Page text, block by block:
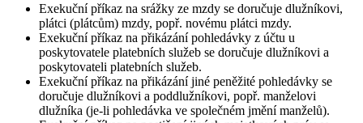
Exekuční příkaz na srážky ze mzdy se doručuje dlužníkovi,
plátci (plátcům) mzdy, popř. novému plátci mzdy.
Exekuční příkaz na přikázání pohledávky z účtu u
poskytovatele platebních služeb se doručuje dlužníkovi a
poskytovateli platebních služeb.
Exekuční příkaz na přikázání jiné peněžité pohledávky se
doručuje dlužníkovi a poddlužníkovi, popř. manželovi
dlužníka (je-li pohledávka ve společném jmění manželů).